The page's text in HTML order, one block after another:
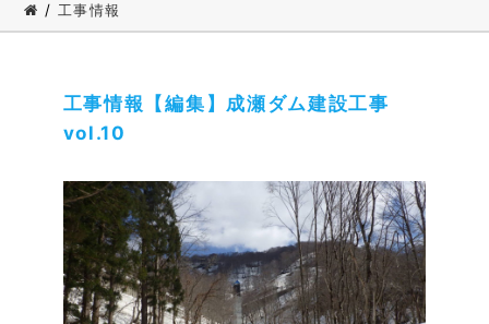
/ 工事情報
工事情報【編集】成瀬ダム建設工事
vol.10